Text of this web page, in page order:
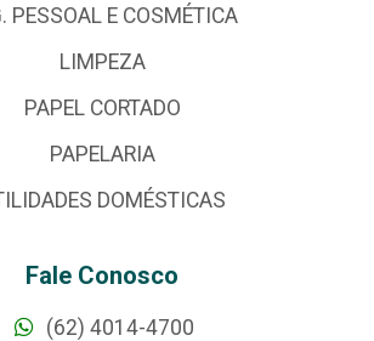
PESSOAL E COSMÉTICA
LIMPEZA
PAPEL CORTADO
PAPELARIA
DOMÉSTICAS
Fale Conosco
(62) 4014-4700